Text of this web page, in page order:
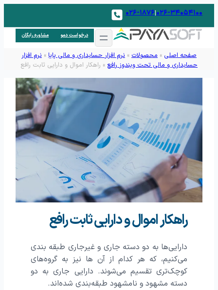
۰۲۶-۳۴۰۵۴۱۰۰۰۲۶-۱۸۷۶
درخواست دمو مشاوره رایگان
صفحه اصلی » محصولات » نرم افزار حسابداری و مالی پایا » نرم افزار
حسابداری و مالی تحت ویندوز رافع » راهکار اموال و دارایی ثابت رافع
راهکار اموال و دارایی ثابت رافع
دارایی‌ها به دو دسته جاری و غیرجاری طبقه بندی
می‌‌کنیم، که هر کدام از آن‌ ها نیز به گروه‌‌های
کوچک‌‌تری تقسیم می‌‌شوند. دارایی جاری به دو
دسته مشهود و نامشهود طبقه‌بندی شده‌‌اند.